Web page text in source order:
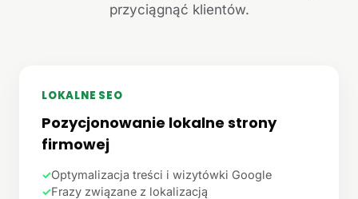
przyciągnąć klientów.
LOKALNE SEO
Pozycjonowanie lokalne strony
firmowej
✓Optymalizacja treści i wizytówki Google
✓Frazy związane z lokalizacją